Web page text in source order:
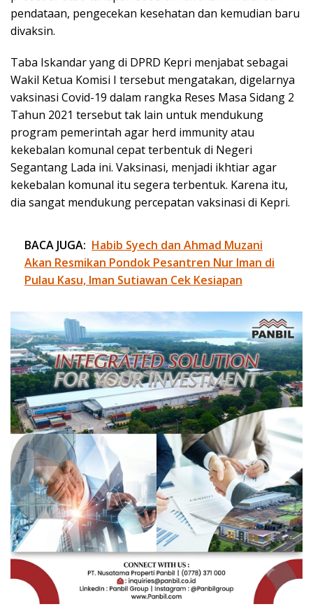
pendataan, pengecekan kesehatan dan kemudian baru
divaksin.
Taba Iskandar yang di DPRD Kepri menjabat sebagai
Wakil Ketua Komisi I tersebut mengatakan, digelarnya
vaksinasi Covid-19 dalam rangka Reses Masa Sidang 2
Tahun 2021 tersebut tak lain untuk mendukung
program pemerintah agar herd immunity atau
kekebalan komunal cepat terbentuk di Negeri
Segantang Lada ini. Vaksinasi, menjadi ikhtiar agar
kekebalan komunal itu segera terbentuk. Karena itu,
dia sangat mendukung percepatan vaksinasi di Kepri.
BACA JUGA: Habib Syech dan Ahmad Muzani
Akan Resmikan Pondok Pesantren Nur Iman di
Pulau Kasu, Iman Sutiawan Cek Kesiapan